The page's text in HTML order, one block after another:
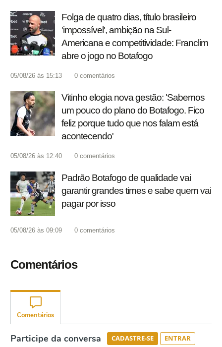
Folga de quatro dias, título brasileiro
'impossível', ambição na Sul-
Americana e competitividade: Franclim
abre o jogo no Botafogo
05/08/26 às 15:13 0 comentários
Vitinho elogia nova gestão: 'Sabemos
um pouco do plano do Botafogo. Fico
feliz porque tudo que nos falam está
acontecendo'
05/08/26 às 12:40 0 comentários
Padrão Botafogo de qualidade vai
garantir grandes times e sabe quem vai
pagar por isso
05/08/26 às 09:09 0 comentários
Comentários